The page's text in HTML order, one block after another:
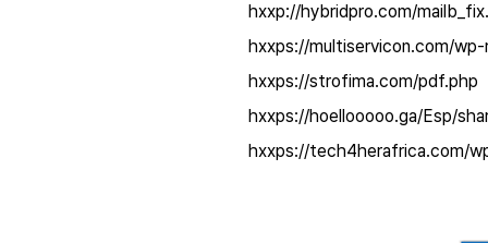
hxxp://hybridpro.com/
hxxps://multiservicon.com/wp-
hxxps://strofima.com/pdf.php
hxxps://hoellooooo.ga/Esp/
hxxps://tech4herafrica.com/